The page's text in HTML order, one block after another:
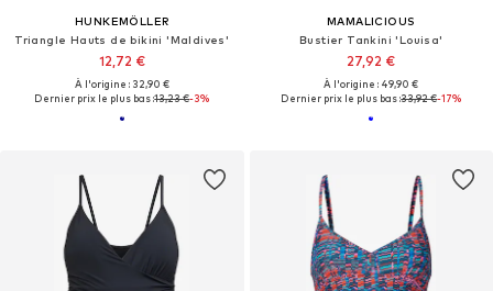
HUNKEMÖLLER
Triangle Hauts de bikini 'Maldives'
12,72 €
À l'origine : 32,90 €
Dernier prix le plus bas :13,23 €-3%
MAMALICIOUS
Bustier Tankini 'Louisa'
27,92 €
À l'origine : 49,90 €
Dernier prix le plus bas :33,92 €-17%